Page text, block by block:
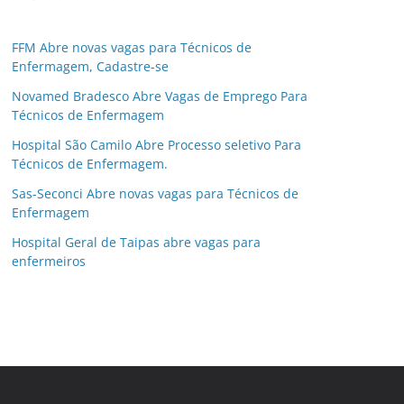
FFM Abre novas vagas para Técnicos de
Enfermagem, Cadastre-se
Novamed Bradesco Abre Vagas de Emprego Para
Técnicos de Enfermagem
Hospital São Camilo Abre Processo seletivo Para
Técnicos de Enfermagem.
Sas-Seconci Abre novas vagas para Técnicos de
Enfermagem
Hospital Geral de Taipas abre vagas para
enfermeiros